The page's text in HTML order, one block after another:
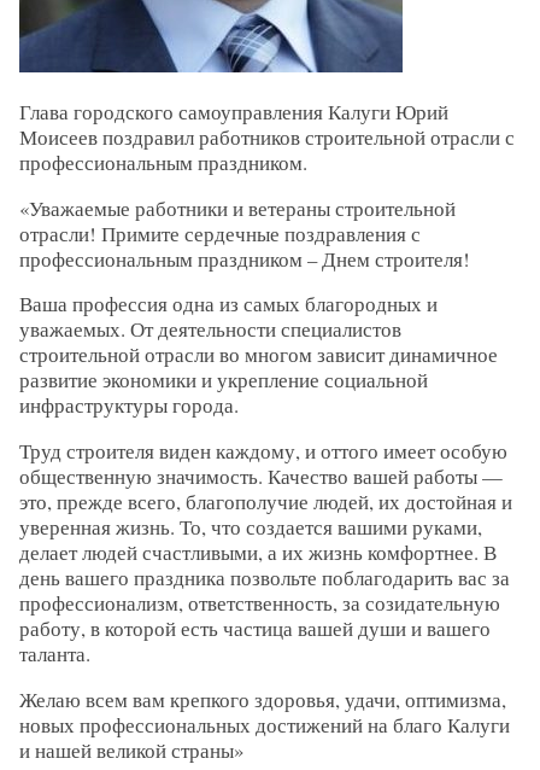
Глава городского самоуправления Калуги Юрий
Моисеев поздравил работников строительной отрасли с
профессиональным праздником.
«Уважаемые работники и ветераны строительной
отрасли! Примите сердечные поздравления с
профессиональным праздником – Днем строителя!
Ваша профессия одна из самых благородных и
уважаемых. От деятельности специалистов
строительной отрасли во многом зависит динамичное
развитие экономики и укрепление социальной
инфраструктуры города.
Труд строителя виден каждому, и оттого имеет особую
общественную значимость. Качество вашей работы —
это, прежде всего, благополучие людей, их достойная и
уверенная жизнь. То, что создается вашими руками,
делает людей счастливыми, а их жизнь комфортнее. В
день вашего праздника позвольте поблагодарить вас за
профессионализм, ответственность, за созидательную
работу, в которой есть частица вашей души и вашего
таланта.
Желаю всем вам крепкого здоровья, удачи, оптимизма,
новых профессиональных достижений на благо Калуги
и нашей великой страны»